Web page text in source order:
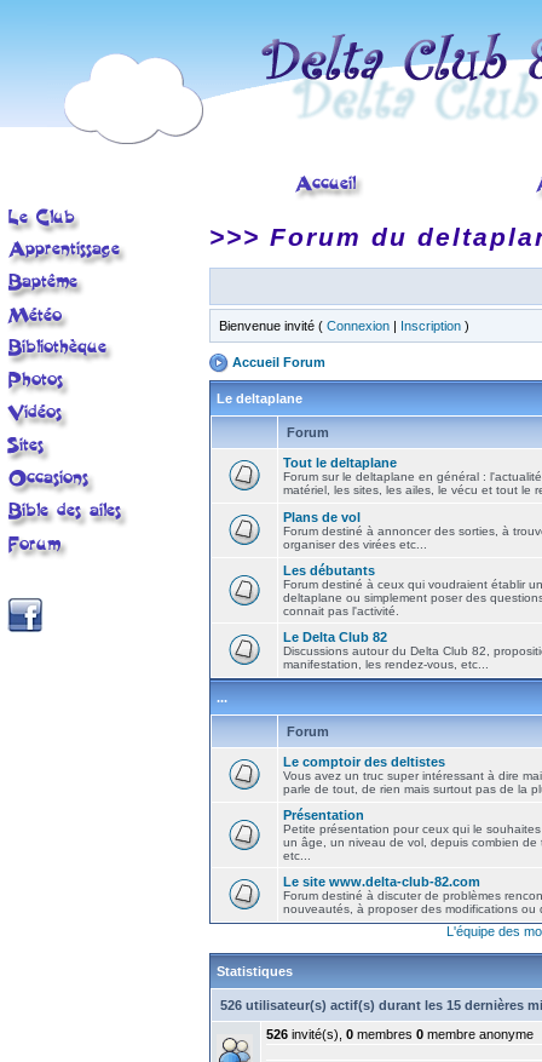
>>> Forum du
Bienvenue invité ( Connexion | Inscription )
Accueil Forum
Le deltaplane
Forum
Tout le deltaplane
Forum sur le deltaplane en général :
matériel, les sites, les ailes, le vécu et tout le
Plans de vol
Forum destiné à annoncer des sorties, à
organiser des virées etc...
Les débutants
Forum destiné à ceux qui voudraient établir
deltaplane ou simplement poser des
connait pas l'activité.
Le Delta Club 82
Discussions autour du Delta Club 82,
manifestation, les rendez-vous, etc...
...
Forum
Le comptoir des deltistes
Vous avez un truc super intéressant à dire
parle de tout, de rien mais surtout pas de la
Présentation
Petite présentation pour ceux qui le
un âge, un niveau de vol, depuis combien de
etc...
Le site www.delta-club-82.com
Forum destiné à discuter de problèmes
nouveautés, à proposer des modifications ou
L'équipe des
Statistiques
526 utilisateur(s) actif(s) durant les 15 dernières
526 invité(s), 0 membres 0 membre anonyme